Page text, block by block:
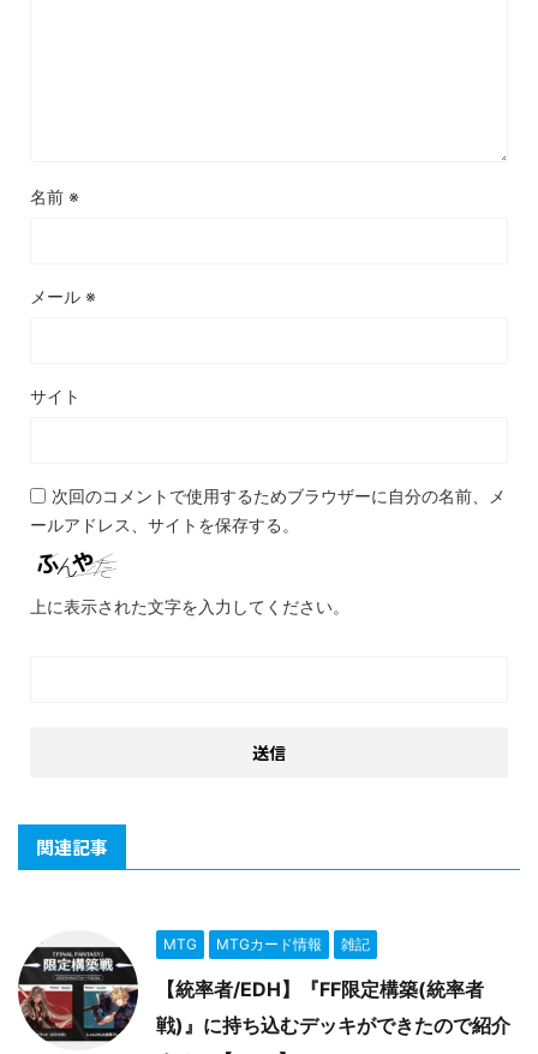
名前 ※
メール ※
サイト
次回のコメントで使用するためブラウザーに自分の名前、メ
ールアドレス、サイトを保存する。
上に表示された文字を入力してください。
関連記事
MTG MTGカード情報 雑記
【統率者/EDH】『FF限定構築(統率者
戦)』に持ち込むデッキができたので紹介